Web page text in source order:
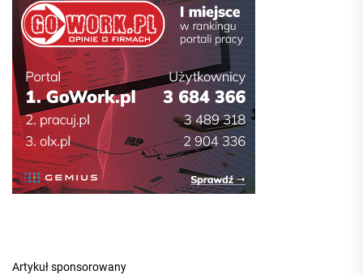
Artykuł sponsorowany